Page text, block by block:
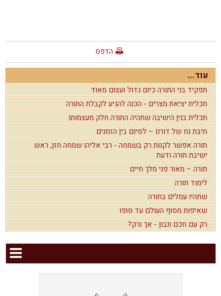
הדפס
עוד...
תפקיד בני התורה כיום גדול ועצום מאוד
תכלית יציאת מצרים - הכנה להגיע לקבלת התורה
תכלית בנין הישיבה שתהיה התורה חלק מעצמותו
תיבת נח של דורנו – לסיום בין הזמנים
תורה אפשר לקנות רק בשמחה - רבי אליהו שמחה חזן, ראש
ישיבת תורה ודעת
תורה – מאור פני מלך חיים
לימוד תורה
שתהיו עמלים בתורה
שאיפות מסוף העולם עד סופו
רק עם חכם ונבון - אך ורק?